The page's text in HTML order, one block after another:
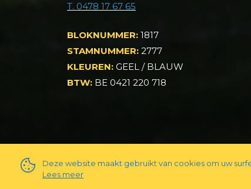
T. 0478 17 67 65
BLOKNUMMER: 1817
STAMNUMMER: 2777
KLEUREN: GEEL / BLAUW
BTW: BE 0421 220 718
PRIVACY & DISCLAIMER
Deze website maakt gebruikt van cookies om uw
Lees meer